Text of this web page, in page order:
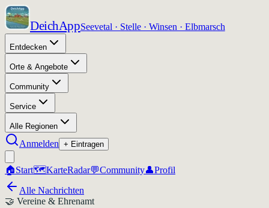
DeichAppSeevetal · Stelle · Winsen · Elbmarsch
Entdecken
Orte & Angebote
Community
Service
Alle Regionen
Anmelden + Eintragen
🏠Start🗺️KarteRadar💬Community👤Profil
Alle Nachrichten
🤝 Vereine & Ehrenamt